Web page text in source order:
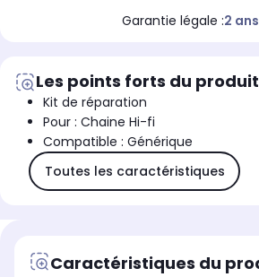
Garantie légale :2 ans
Les points forts du produit
Kit de réparation
Pour : Chaine Hi-fi
Compatible : Générique
Toutes les caractéristiques
Caractéristiques du